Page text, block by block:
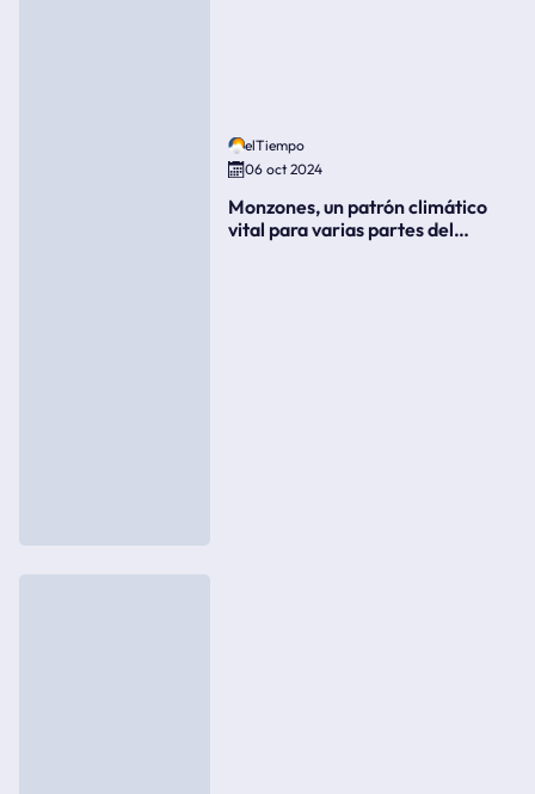
elTiempo
06 oct 2024
Monzones, un patrón climático
vital para varias partes del